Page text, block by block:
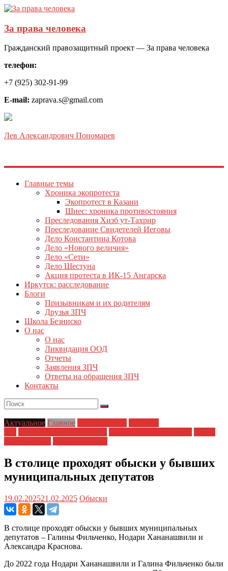
За права человека
Гражданский правозащитный проект — За права человека
телефон:
+7 (925) 302-91-99
E-mail: zaprava.s@gmail.com
Лев Александрович Пономарев
Главные темы
Хроника экопротеста
Экопротест в Казани
Шиес: хроника противостояния
Преследования Хизб ут-Тахрир
Преследование Свидетелей Иеговы
Дело Константина Котова
Дело «Нового величия»
Дело «Сети»
Дело Шестуна
Акция протеста в ИК-15 Ангарска
Иркутск: расследование
Блоги
Призывникам и их родителям
Друзья ЗПЧ
Школа Безниско
О нас
О нас
Ликвидация ООД
Отчеты
Заявления ЗПЧ
Ответы на обращения ЗПЧ
Контакты
Актуальное Главное
В столице проходят обыски у бывших
муниципальных депутатов
19.02.202521.02.2025 Обыски
В столице проходят обыски у бывших муниципальных
депутатов – Галины Фильченко, Нодари Хананашвили и
Александра Краснова.
До 2022 года Нодари Хананашвили и Галина Фильченко были